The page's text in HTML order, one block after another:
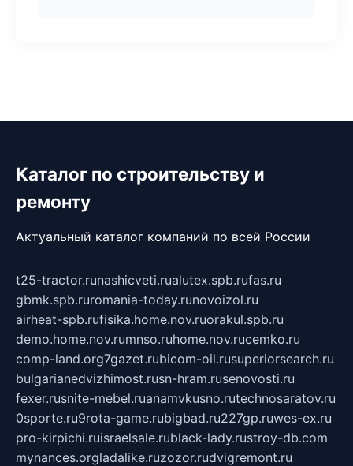
Каталог по строительству и
ремонту
Актуальный каталог компаний по всей России
t25-tractor.runashicveti.rualutex.spb.rufas.ru
gbmk.spb.ruromania-today.runovoizol.ru
airheat-spb.rufisika.home.nov.ruorakul.spb.ru
demo.home.nov.rumnso.ruhome.nov.rucemko.ru
comp-land.org7gazet.rubicom-oil.rusuperiorsearch.ru
bulgarianedvizhimost.rusn-hram.rusenovosti.ru
fexer.rusnite-mebel.ruanamvkusno.rutechnosaratov.ru
0sporte.ru9rota-game.rubigbad.ru227gp.ruwes-ex.ru
pro-kirpichi.ruisraelsale.rublack-lady.rustroy-db.com
mynances.orgladalike.ruzozor.rudvigremont.ru